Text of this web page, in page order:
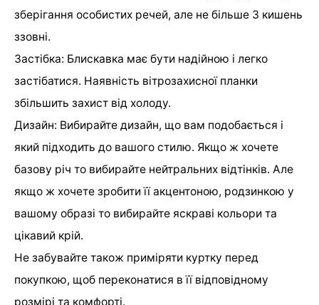
зберігання особистих речей, але не більше 3 кишень
ззовні.
Застібка: Блискавка має бути надійною і легко
застібатися. Наявність вітрозахисної планки
збільшить захист від холоду.
Дизайн: Вибирайте дизайн, що вам подобається і
який підходить до вашого стилю. Якщо ж хочете
базову річ то вибирайте нейтральних відтінків. Але
якщо ж хочете зробити її акцентоною, родзинкою у
вашому образі то вибирайте яскраві кольори та
цікавий крій.
Не забувайте також приміряти куртку перед
покупкою, щоб переконатися в її відповідному
розмірі та комфорті.